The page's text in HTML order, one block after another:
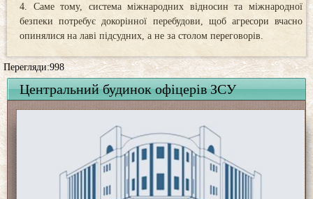
Саме тому, система міжнародних відносин та міжнародної
безпеки потребує докорінної перебудови, щоб агресори вчасно
опинялися на лаві підсудних, а не за столом переговорів.
Перегляди:998
Центральний будинок офіцерів ЗСУ